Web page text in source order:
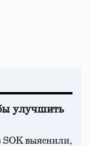
улучшить
SOK выяснили,